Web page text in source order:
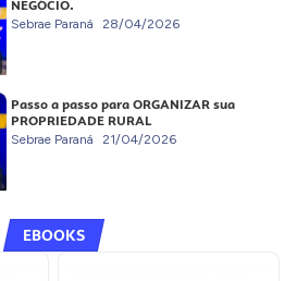
NEGÓCIO.
Sebrae Paraná 28/04/2026
Passo a passo para ORGANIZAR sua
PROPRIEDADE RURAL
Sebrae Paraná 21/04/2026
EBOOKS